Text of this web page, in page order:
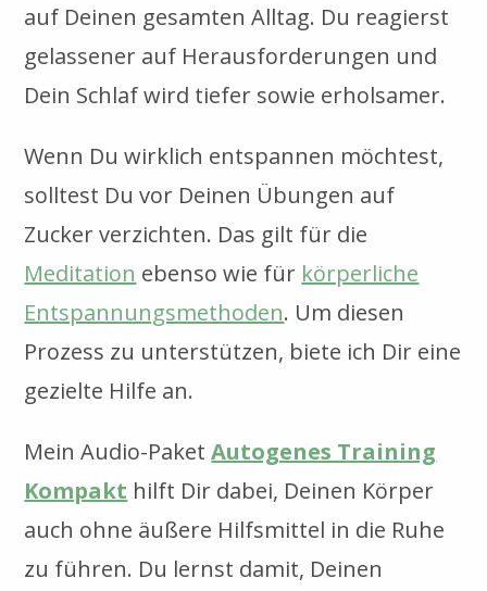
auf Deinen gesamten Alltag. Du reagierst
gelassener auf Herausforderungen und
Dein Schlaf wird tiefer sowie erholsamer.
Wenn Du wirklich entspannen möchtest,
solltest Du vor Deinen Übungen auf
Zucker verzichten. Das gilt für die
Meditation ebenso wie für körperliche
Entspannungsmethoden. Um diesen
Prozess zu unterstützen, biete ich Dir eine
gezielte Hilfe an.
Mein Audio-PaketAutogenes Training
Kompakt hilft Dir dabei, Deinen Körper
auch ohne äußere Hilfsmittel in die Ruhe
zu führen. Du lernst damit, Deinen